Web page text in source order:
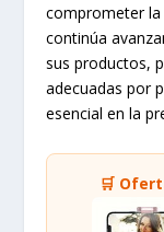
comprometer la
continúa
sus productos,
adecuadas por
esencial en la
🛒